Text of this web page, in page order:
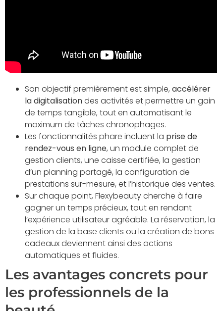
Son objectif premièrement est simple, accélérer
la digitalisationdes activités et permettre un gain
de temps tangible, tout en automatisant le
maximum de tâches chronophages.
Les fonctionnalités phare incluent la prise de
rendez-vous en ligne, un module complet de
gestion clients, une caisse certifiée, la gestion
d’un planning partagé, la configuration de
prestations sur-mesure, et l’historique des ventes.
Sur chaque point, Flexybeauty cherche à faire
gagner un temps précieux, tout en rendant
l’expérience utilisateur agréable. La réservation, la
gestion de la base clients ou la création de bons
cadeaux deviennent ainsi des actions
automatiques et fluides.
Les avantages concrets pour
les professionnels de la